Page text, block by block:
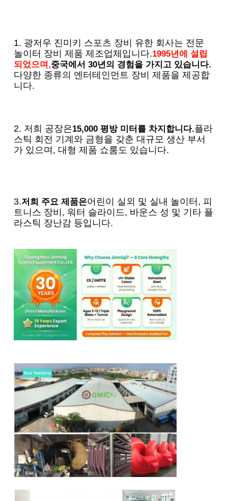
1. 광저우 진미키 스포츠 장비 유한 회사는 전문
놀이터 장비 제품 제조업체입니다.1995년에 설립
되었으며,중국에서 30년의 경험을 가지고 있습니다.
다양한 종류의 엔터테인먼트 장비 제품을 제공합
니다.
2. 저희 공장은15,000 평방 미터를 차지합니다.플라
스틱 회전 기계와 금형을 갖춘 대규모 생산 부서
가 있으며, 대형 제품 쇼룸도 있습니다.
3.저희 주요 제품은어린이 실외 및 실내 놀이터, 피
트니스 장비, 워터 슬라이드, 바운스 성 및 기타 플
라스틱 장난감 등입니다.